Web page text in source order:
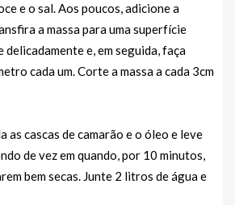
e o sal. Aos poucos, adicione a
a massa para uma superfície
delicadamente e, em seguida, faça
cada um. Corte a massa a cada 3cm
as cascas de camarão e o óleo e leve
de vez em quando, por 10 minutos,
bem secas. Junte 2 litros de água e